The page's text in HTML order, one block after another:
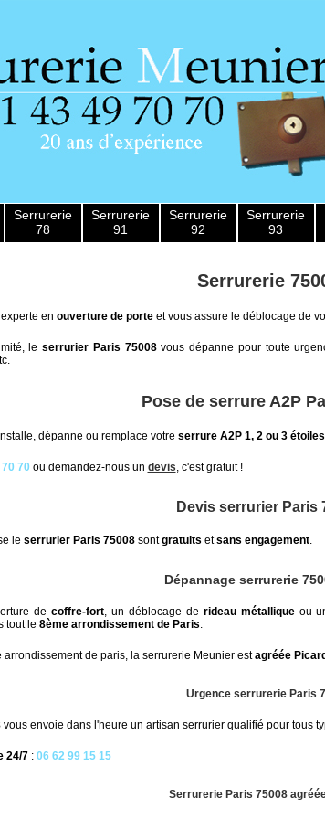
Serrurerie
78
Serrurerie
91
Serrurerie
92
Serrurerie
93
Serrurerie
en ouverture de porteet vous assure le déblocage de
leserrurier Paris 75008vous dépanne pour toute
Pose de serrure A2P
dépanne ou remplace votre serrure A2P 1, 2 ou 3 étoiles
70ou demandez-nous un devis, c'est gratuit !
Devis serrurier Paris
le serrurier Paris 75008sontgratuits etsans engagement.
Dépannage serrurerie
de coffre-fort, un déblocage de rideau métalliqueou
tout le 8ème arrondissement de Paris.
de paris, la serrurerie Meunier estagréée
Urgence serrurerie Paris
vous envoie dans l'heure un artisan serrurier qualifié pour tous
24/7: 06 62 99 15 15
Serrurerie Paris 75008